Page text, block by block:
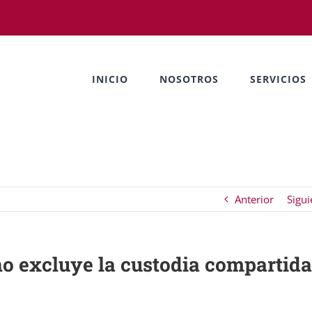
INICIO NOSOTROS SERVICIOS
Anterior
excluye la custodia compartida